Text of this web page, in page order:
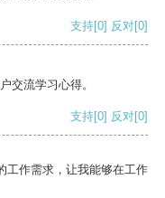
支持[0] 反对[0]
交流学习心得。
支持[0] 反对[0]
工作需求，让我能够在工作